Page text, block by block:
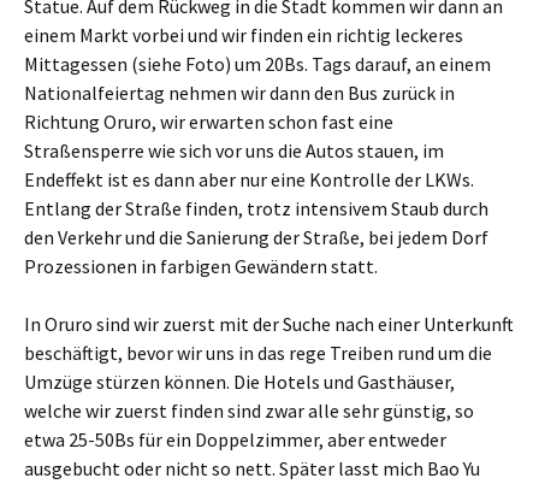
Statue. Auf dem Rückweg in die Stadt kommen wir dann an
einem Markt vorbei und wir finden ein richtig leckeres
Mittagessen (siehe Foto) um 20Bs. Tags darauf, an einem
Nationalfeiertag nehmen wir dann den Bus zurück in
Richtung Oruro, wir erwarten schon fast eine
Straßensperre wie sich vor uns die Autos stauen, im
Endeffekt ist es dann aber nur eine Kontrolle der LKWs.
Entlang der Straße finden, trotz intensivem Staub durch
den Verkehr und die Sanierung der Straße, bei jedem Dorf
Prozessionen in farbigen Gewändern statt.
In Oruro sind wir zuerst mit der Suche nach einer Unterkunft
beschäftigt, bevor wir uns in das rege Treiben rund um die
Umzüge stürzen können. Die Hotels und Gasthäuser,
welche wir zuerst finden sind zwar alle sehr günstig, so
etwa 25-50Bs für ein Doppelzimmer, aber entweder
ausgebucht oder nicht so nett. Später lasst mich Bao Yu